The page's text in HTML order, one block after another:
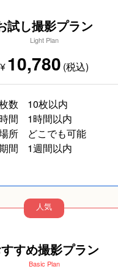
試し撮影プラン
Light Plan
¥10,780 (税込)
数
10枚以内
間
1時間以内
所
どこでも可能
間
1週間以内
人気
すめ撮影プラン
Basic Plan